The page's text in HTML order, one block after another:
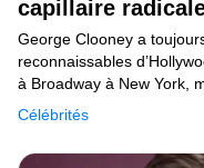
capillaire
Célébrités
George Clooney a
reconnaissables
à Broadway à New York,
double prise. Les fans
mèches poivre et sel
un peu plus lisses et
Tous droits réservés.